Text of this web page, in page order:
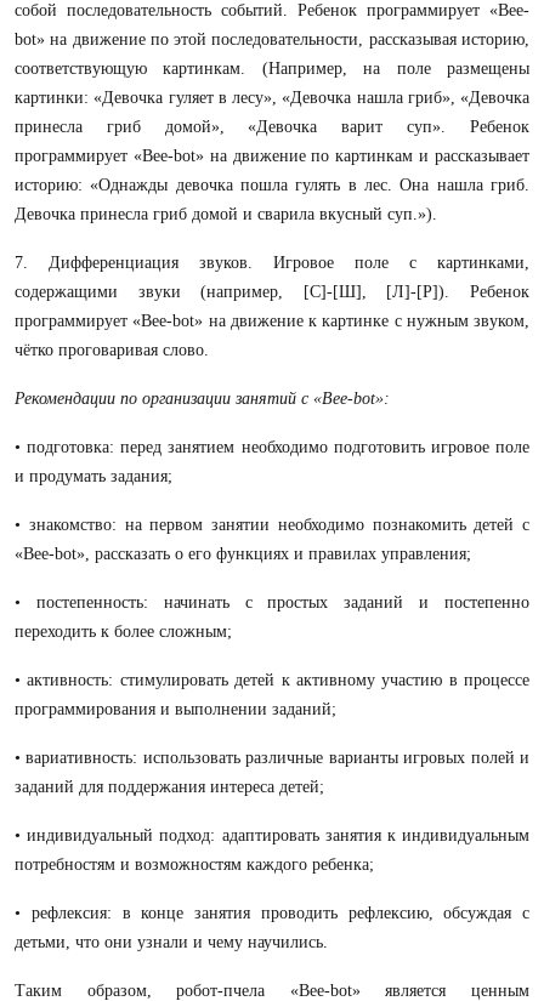
собой последовательность событий. Ребенок программирует «Bee-
bot» на движение по этой последовательности, рассказывая историю,
соответствующую картинкам. (Например, на поле размещены
картинки: «Девочка гуляет в лесу», «Девочка нашла гриб», «Девочка
принесла гриб домой», «Девочка варит суп». Ребенок
программирует «Bee-bot» на движение по картинкам и рассказывает
историю: «Однажды девочка пошла гулять в лес. Она нашла гриб.
Девочка принесла гриб домой и сварила вкусный суп.»).
7. Дифференциация звуков. Игровое поле с картинками,
содержащими звуки (например, [С]-[Ш], [Л]-[Р]). Ребенок
программирует «Bee-bot» на движение к картинке с нужным звуком,
чётко проговаривая слово.
Рекомендации по организации занятий с «Bee-bot»:
• подготовка: перед занятием необходимо подготовить игровое поле
и продумать задания;
• знакомство: на первом занятии необходимо познакомить детей с
«Bee-bot», рассказать о его функциях и правилах управления;
• постепенность: начинать с простых заданий и постепенно
переходить к более сложным;
• активность: стимулировать детей к активному участию в процессе
программирования и выполнении заданий;
• вариативность: использовать различные варианты игровых полей и
заданий для поддержания интереса детей;
• индивидуальный подход: адаптировать занятия к индивидуальным
потребностям и возможностям каждого ребенка;
• рефлексия: в конце занятия проводить рефлексию, обсуждая с
детьми, что они узнали и чему научились.
Таким образом, робот-пчела «Bee-bot» является ценным